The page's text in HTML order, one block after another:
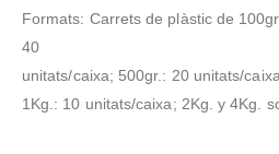
Formats: Carrets de plàstic de
40
unitats/caixa; 500gr.: 20 unitats/caixa
1Kg.: 10 unitats/caixa; 2Kg. y 4Kg.